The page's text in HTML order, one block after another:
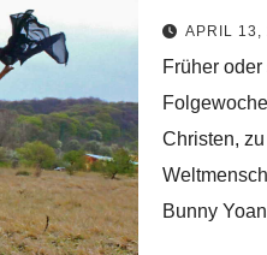
APRIL 13,
Früher
Christen,
Bunny